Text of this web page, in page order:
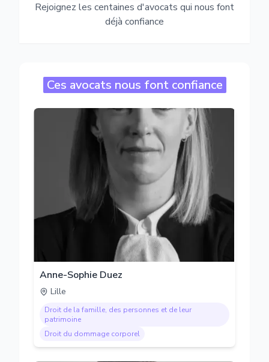
Rejoignez les centaines d'avocats qui nous font
déjà confiance
Ces avocats nous font confiance
Anne-Sophie Duez
Lille
Droit de la famille, des personnes et de leur
patrimoine
Droit du dommage corporel